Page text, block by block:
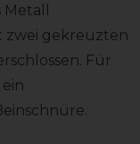
zwei gekreuzten
Für